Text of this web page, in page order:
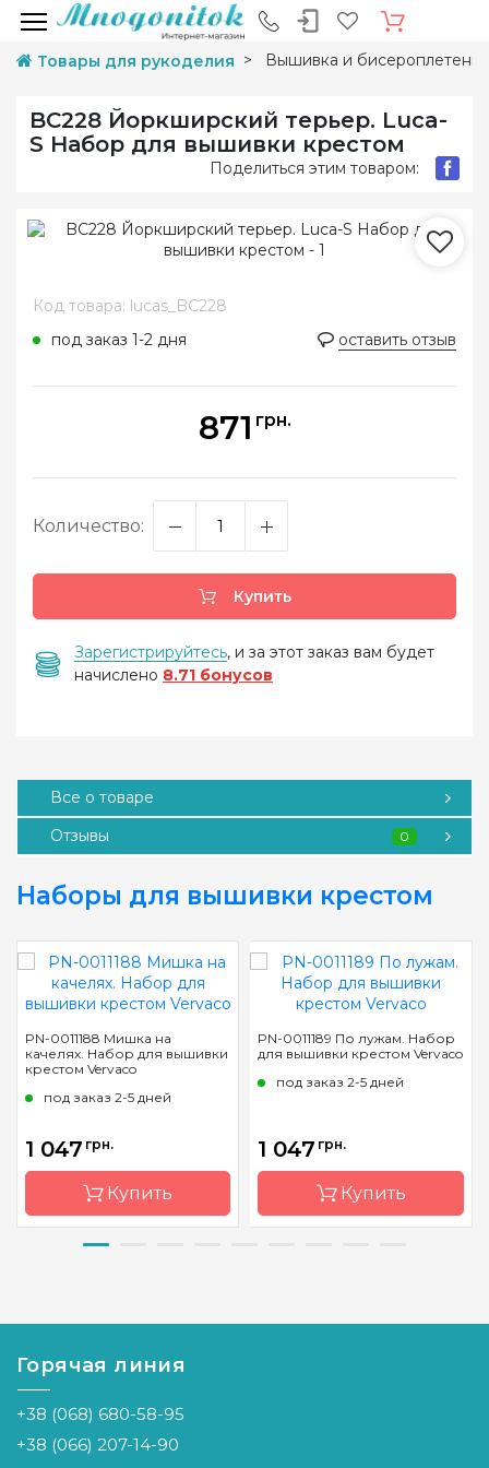
Товары для рукоделия Вышивка и
BC228 Йоркширский терьер. Luca-
S Набор для вышивки крестом
Поделиться этим товаром:
Код товара: lucas_BC228
под заказ 1-2 дня
оставить отзыв
871 грн.
Количество:
Купить
Зарегистрируйтесь, и за этот заказ вам будет
начислено 8.71 бонусов
Все о товаре
Отзывы
0
Наборы для вышивки крестом
PN-0011188 Мишка на
качелях. Набор для вышивки
крестом Vervaco
под заказ 2-5 дней
1 047 грн.
Купить
Страна-
Бельгия
Размер
15x16 см
Канва
Aida № 16
Zweigart
Зашивка
частичная
PN-0011189 По лужам. Набор
для вышивки крестом Vervaco
под заказ 2-5 дней
1 047 грн.
Купить
Страна-
Бельгия
Горячая линия
+38 (068) 680-58-95
+38 (066) 207-14-90